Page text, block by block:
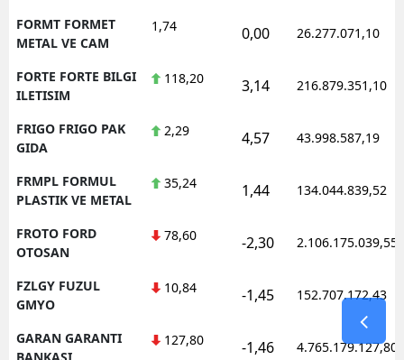
FORMT FORMET
METAL VE CAM
1,74 0,00 26.277.071,10
FORTE FORTE BILGI
ILETISIM
118,20 3,14 216.879.351,10
FRIGO FRIGO PAK
GIDA
2,29 4,57 43.998.587,19
FRMPL FORMUL
PLASTIK VE METAL
35,24 1,44 134.044.839,52
FROTO FORD
OTOSAN
78,60 -2,30 2.106.175.039,55
FZLGY FUZUL
GMYO
10,84 -1,45 152.707.172,43
GARAN GARANTI
BANKASI
127,80 -1,46 4.765.179.127,80